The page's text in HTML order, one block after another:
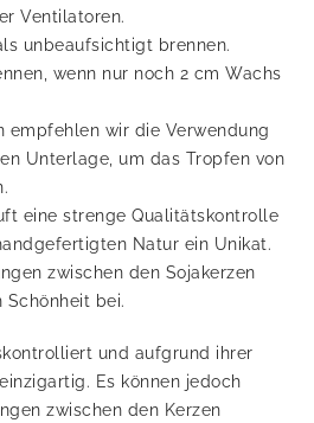
Ventilatoren.
unbeaufsichtigt brennen.
wenn nur noch 2 cm Wachs
empfehlen wir die Verwendung
Unterlage, um das Tropfen von
eine strenge Qualitätskontrolle
Natur ein Unikat.
zwischen den Sojakerzen
bei.
und aufgrund ihrer
Es können jedoch
zwischen den Kerzen